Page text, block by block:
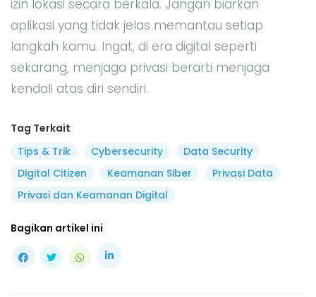
izin lokasi secara berkala. Jangan biarkan
aplikasi yang tidak jelas memantau setiap
langkah kamu. Ingat, di era digital seperti
sekarang, menjaga privasi berarti menjaga
kendali atas diri sendiri.
Tag Terkait
Tips & Trik
Cybersecurity
Data Security
Digital Citizen
Keamanan Siber
Privasi Data
Privasi dan Keamanan Digital
Bagikan artikel ini